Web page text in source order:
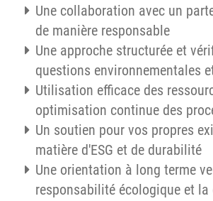
Une collaboration avec un
de manière responsable
Une approche structurée et
questions environnementales
Utilisation efficace des
optimisation continue des
Un soutien pour vos propres
matière d'ESG et de durabilité
Une orientation à long terme
responsabilité écologique et la